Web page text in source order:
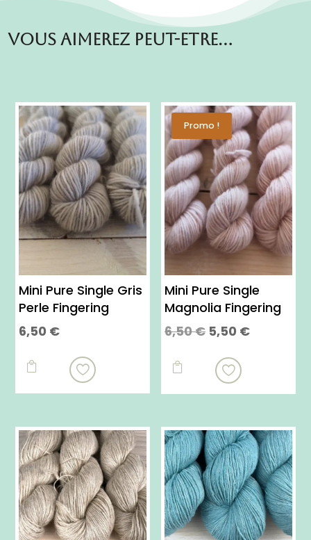
Vous aimerez peut-etre…
Mini Pure Single Gris
Perle Fingering
6,50 €

produit
Les
options
peuvent
être
choisies
sur
Promo !
Mini Pure Single
Magnolia Fingering
6,50€ Le
initial
était :
5,50 €Le

produit
Les
options
peuvent
être
choisies
sur